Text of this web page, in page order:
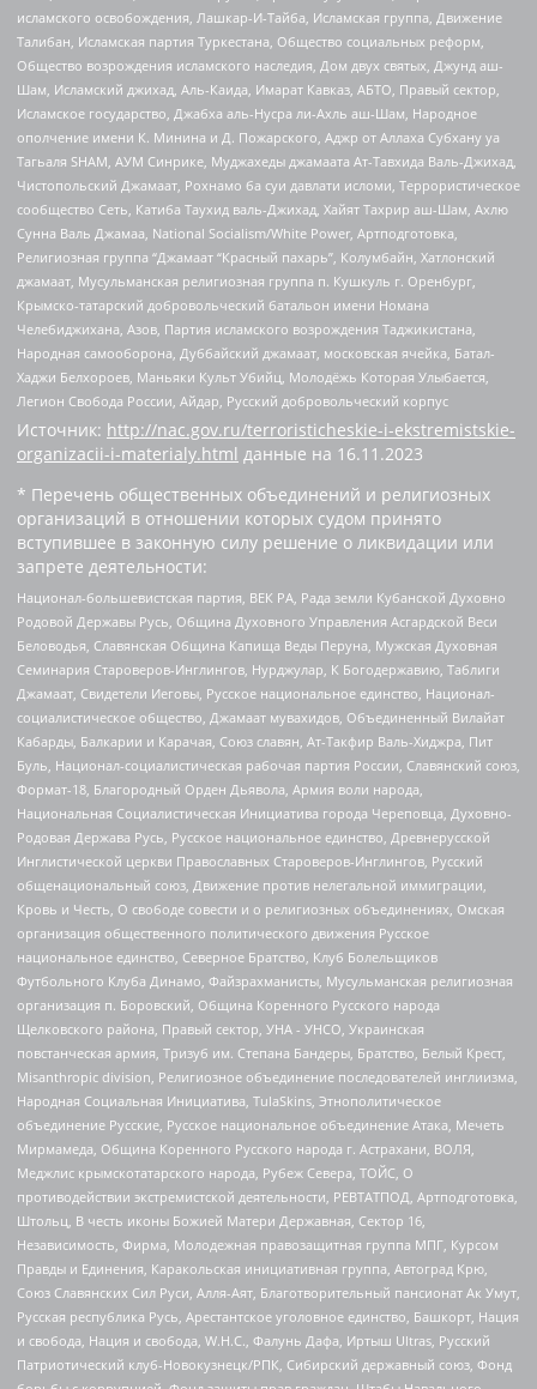
исламского освобождения, Лашкар-И-Тайба, Исламская группа, Движение
Талибан, Исламская партия Туркестана, Общество социальных реформ,
Общество возрождения исламского наследия, Дом двух святых, Джунд аш-
Шам, Исламский джихад, Аль-Каида, Имарат Кавказ, АБТО, Правый сектор,
Исламское государство, Джабха аль-Нусра ли-Ахль аш-Шам, Народное
ополчение имени К. Минина и Д. Пожарского, Аджр от Аллаха Субхану уа
Тагьаля SHAM, АУМ Синрике, Муджахеды джамаата Ат-Тавхида Валь-Джихад,
Чистопольский Джамаат, Рохнамо ба суи давлати исломи, Террористическое
сообщество Сеть, Катиба Таухид валь-Джихад, Хайят Тахрир аш-Шам, Ахлю
Сунна Валь Джамаа, National Socialism/White Power, Артподготовка,
Религиозная группа “Джамаат “Красный пахарь”, Колумбайн, Хатлонский
джамаат, Мусульманская религиозная группа п. Кушкуль г. Оренбург,
Крымско-татарский добровольческий батальон имени Номана
Челебиджихана, Азов, Партия исламского возрождения Таджикистана,
Народная самооборона, Дуббайский джамаат, московская ячейка, Батал-
Хаджи Белхороев, Маньяки Культ Убийц, Молодёжь Которая Улыбается,
Легион Свобода России, Айдар, Русский добровольческий корпус
Источник: http://nac.gov.ru/terroristicheskie-i-ekstremistskie-
organizacii-i-materialy.html данные на 16.11.2023
* Перечень общественных объединений и религиозных
организаций в отношении которых судом принято
вступившее в законную силу решение о ликвидации или
запрете деятельности:
Национал-большевистская партия, ВЕК РА, Рада земли Кубанской Духовно
Родовой Державы Русь, Община Духовного Управления Асгардской Веси
Беловодья, Славянская Община Капища Веды Перуна, Мужская Духовная
Семинария Староверов-Инглингов, Нурджулар, К Богодержавию, Таблиги
Джамаат, Свидетели Иеговы, Русское национальное единство, Национал-
социалистическое общество, Джамаат мувахидов, Объединенный Вилайат
Кабарды, Балкарии и Карачая, Союз славян, Ат-Такфир Валь-Хиджра, Пит
Буль, Национал-социалистическая рабочая партия России, Славянский союз,
Формат-18, Благородный Орден Дьявола, Армия воли народа,
Национальная Социалистическая Инициатива города Череповца, Духовно-
Родовая Держава Русь, Русское национальное единство, Древнерусской
Инглистической церкви Православных Староверов-Инглингов, Русский
общенациональный союз, Движение против нелегальной иммиграции,
Кровь и Честь, О свободе совести и о религиозных объединениях, Омская
организация общественного политического движения Русское
национальное единство, Северное Братство, Клуб Болельщиков
Футбольного Клуба Динамо, Файзрахманисты, Мусульманская религиозная
организация п. Боровский, Община Коренного Русского народа
Щелковского района, Правый сектор, УНА - УНСО, Украинская
повстанческая армия, Тризуб им. Степана Бандеры, Братство, Белый Крест,
Misanthropic division, Религиозное объединение последователей инглиизма,
Народная Социальная Инициатива, TulaSkins, Этнополитическое
объединение Русские, Русское национальное объединение Атака, Мечеть
Мирмамеда, Община Коренного Русского народа г. Астрахани, ВОЛЯ,
Меджлис крымскотатарского народа, Рубеж Севера, ТОЙС, О
противодействии экстремистской деятельности, РЕВТАТПОД, Артподготовка,
Штольц, В честь иконы Божией Матери Державная, Сектор 16,
Независимость, Фирма, Молодежная правозащитная группа МПГ, Курсом
Правды и Единения, Каракольская инициативная группа, Автоград Крю,
Союз Славянских Сил Руси, Алля-Аят, Благотворительный пансионат Ак Умут,
Русская республика Русь, Арестантское уголовное единство, Башкорт, Нация
и свобода, Нация и свобода, W.H.С., Фалунь Дафа, Иртыш Ultras, Русский
Патриотический клуб-Новокузнецк/РПК, Сибирский державный союз, Фонд